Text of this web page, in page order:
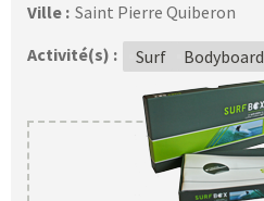
Ville : Saint Pierre Quiberon
Activité(s) :
Surf Bodyboard